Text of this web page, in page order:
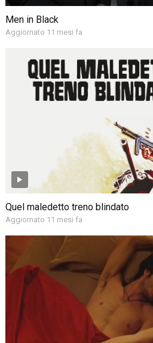
Men in Black
Aggiornato 11 mesi fa
Quel maledetto treno blindato
Aggiornato 11 mesi fa